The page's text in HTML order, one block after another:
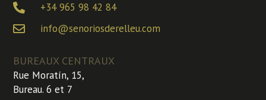
+34 965 98 42 84
info@senoriosderelleu.com
BUREAUX CENTRAUX
Rue Moratín, 15,
Bureau. 6 et 7